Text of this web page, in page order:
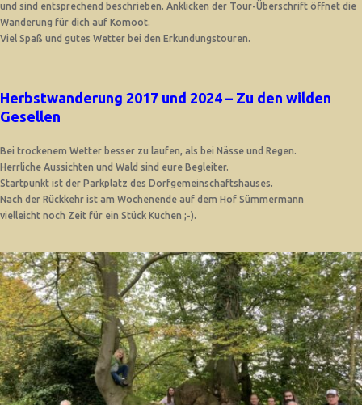
und sind entsprechend beschrieben. Anklicken der Tour-Überschrift öffnet die
Wanderung für dich auf Komoot.
Viel Spaß und gutes Wetter bei den Erkundungstouren.
Herbstwanderung 2017 und 2024 – Zu den wilden
Gesellen
Bei trockenem Wetter besser zu laufen, als bei Nässe und Regen.
Herrliche Aussichten und Wald sind eure Begleiter.
Startpunkt ist der Parkplatz des Dorfgemeinschaftshauses.
Nach der Rückkehr ist am Wochenende auf dem Hof Sümmermann
vielleicht noch Zeit für ein Stück Kuchen ;-).